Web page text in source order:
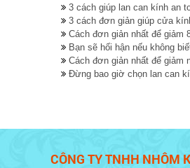
3 cách giúp lan can kính an
3 cách đơn giản giúp cửa
Cách đơn giản nhất để giảm
Bạn sẽ hối hận nếu không
Cách đơn giản nhất để giảm
Đừng bao giờ chọn lan can
CÔNG TY TNHH NHÔM